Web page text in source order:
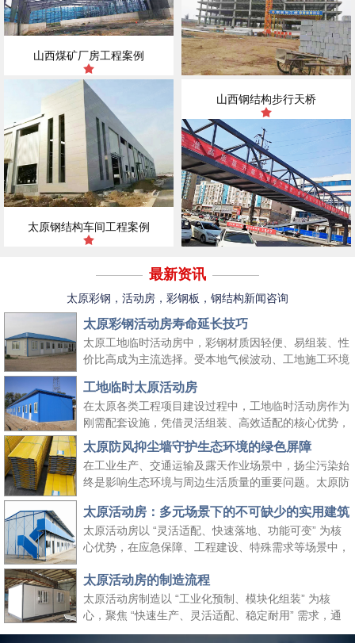
山西煤矿厂房工程案例
太原钢结构车间工程案例
山西钢结构步行天桥
最新资讯
太原彩钢，活动房，彩钢板，钢结构新闻咨询
太原彩钢活动房寿命延长技巧
太原工地临时活动房中，彩钢材质因轻便、易组装、性
价比高成为主流选择。受本地气候波动、工地施工环境
握科学的养护方法，既能延长其使用周期、降低工地周
转成本，又能保障太原工地临时活动房的使用安全，适
配长期施工场景需求。
工地临时太原活动房
在太原各类工程项目建设过程中，工地临时活动房作为
刚需配套设施，凭借灵活组装、高效适配的核心优势，
成为保障施工团队生活与工作的重要空间载体。它既能
快速响应工地临时空间需求，又能适配太原本地气候与
施工场景特点，为工程项目顺利推进提供坚实支撑，同
时契合绿色施工、高效管控的行业理念。
太原防风抑尘墙守护生态环境的绿色屏障
在工业生产、交通运输及露天作业场景中，扬尘污染始
终是影响生态环境与周边生活质量的重要问题。太原防
学的结构设计与实用性能，成为各行各业管控扬尘、践
行绿色发展理念的关键选择，为生态保护与生产安全筑
起双重防线。
太原活动房：多元场景下的不可缺少的实用建筑
太原活动房以 “灵活适配、快速落地、功能可变” 为核
心优势，在应急保障、工程建设、特殊需求等场景中，
决了 “临时使用” 的便捷性需求，更填补了传统建筑在
时效性、灵活性与经济性上的空白，是现代社会应对多
元需求的重要建筑补充。
太原活动房的制造流程
太原活动房制造以 “工业化预制、模块化组装” 为核
心，聚焦 “快速生产、灵活适配、稳定耐用” 需求，通
过标准化流程把控各环节，确保成品满足临时办公、居